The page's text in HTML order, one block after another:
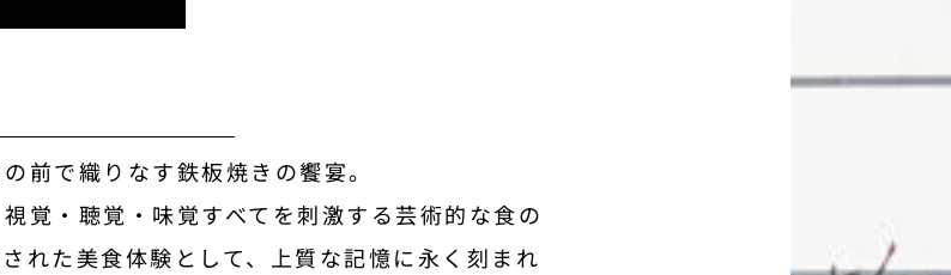
前で織りなす鉄板焼きの饗宴。
覚・聴覚・味覚すべてを刺激する芸術的な食の
れた美食体験として、上質な記憶に永く刻まれ